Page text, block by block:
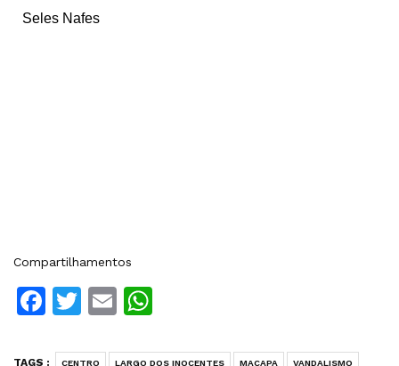
Seles Nafes
Compartilhamentos
Facebook
Twitter
Email
TAGS : CENTRO LARGO DOS INOCENTES MACAPA VANDALISMO